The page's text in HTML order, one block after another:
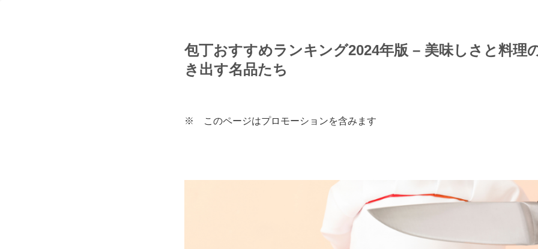
包丁おすすめランキング2024年版 – 美味しさと料理
き出す名品たち
※ このページはプロモーションを含みます